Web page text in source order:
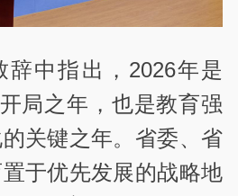
辞中指出，2026年是
局之年，也是教育强
关键之年。省委、省
于优先发展的战略地